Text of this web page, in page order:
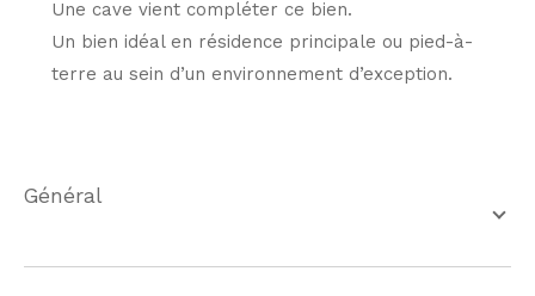
Une cave vient compléter ce bien.
Un bien idéal en résidence principale ou pied-à-
terre au sein d’un environnement d’exception.
général